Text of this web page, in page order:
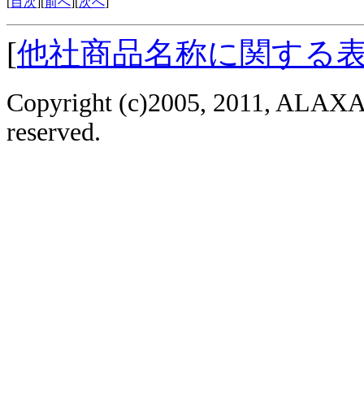
[他社商品名称に関する
Copyright (c)2005, 2011,
reserved.